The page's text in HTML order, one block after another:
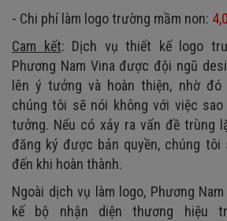
- Chi phí làm logo trường mầm non:
Cam kết: Dịch vụ thiết kế logo
Phương Nam Vina được đội ngũ
lên ý tưởng và hoàn thiện, nhờ
chúng tôi sẽ nói không với việc
tưởng. Nếu có xảy ra vấn đề trùng
đăng ký được bản quyền, chúng
đến khi hoàn thành.
Ngoài dịch vụ làm logo, Phương
kế bộ nhận diện thương hiệu